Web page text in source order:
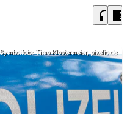
headphones chrome_reader_mode
Symbolfoto: Timo Klostermeier, pixelio.de